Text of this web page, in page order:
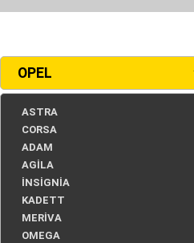
OPEL
ASTRA
CORSA
ADAM
AGİLA
İNSİGNİA
KADETT
MERİVA
OMEGA